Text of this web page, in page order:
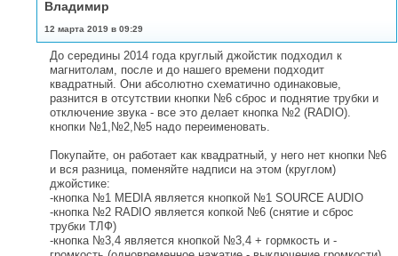
Владимир
12 марта 2019 в 09:29
До середины 2014 года круглый джойстик подходил к
магнитолам, после и до нашего времени подходит
квадратный. Они абсолютно схематично одинаковые,
разнится в отсутствии кнопки №6 сброс и поднятие трубки и
отключение звука - все это делает кнопка №2 (RADIO).
кнопки №1,№2,№5 надо переименовать.
Покупайте, он работает как квадратный, у него нет кнопки №6
и вся разница, поменяйте надписи на этом (круглом)
джойстике:
-кнопка №1 MEDIA является кнопкой №1 SOURCE AUDIO
-кнопка №2 RADIO является копкой №6 (снятие и сброс
трубки ТЛФ)
-кнопка №3,4 является кнопкой №3,4 + гормкость и -